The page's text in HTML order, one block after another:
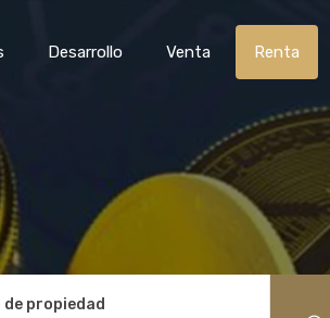
Desarrollo Renta
Desarrollo Venta Renta
de propiedad